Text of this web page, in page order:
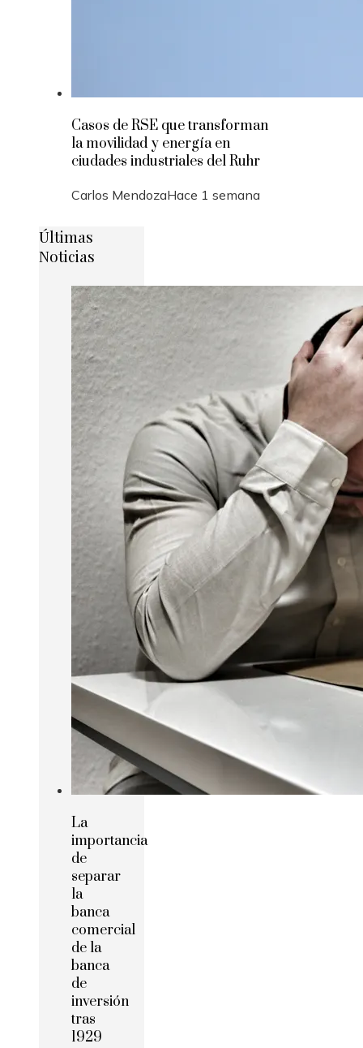
Casos de RSE que transforman
la movilidad y energía en
ciudades industriales del Ruhr
Carlos MendozaHace 1 semana
Últimas
Noticias
La
importancia
de
separar
la
banca
comercial
de la
banca
de
inversión
tras
1929